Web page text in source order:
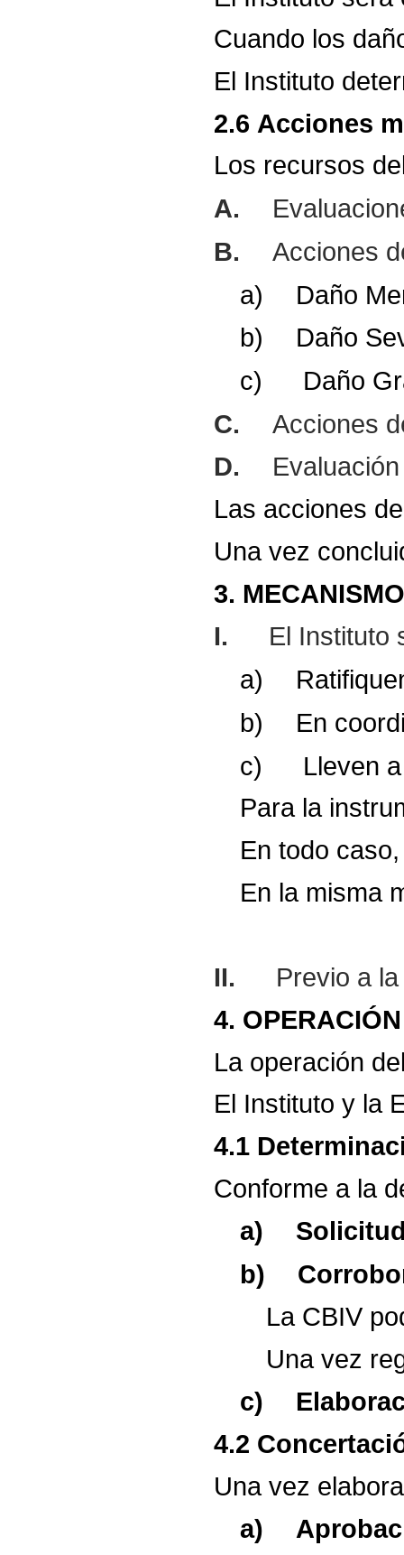
Cuando los
El Instituto
2.6 Acciones
Los recursos
A.
B.
Acciones
a)
Daño
b)
Daño
c)
Daño
C.
Acciones
D.
Las acciones de
Una vez
3.
I.
El Instituto
a)
b)
En
c)
Lleven a
Para la
En todo caso,
En la misma
II.
Previo a
4. OPERACIÓN
La operación
El Instituto y la
4.1
Conforme a la
a)
b)
La CBIV
Una vez
c)
4.2
Una vez
a)